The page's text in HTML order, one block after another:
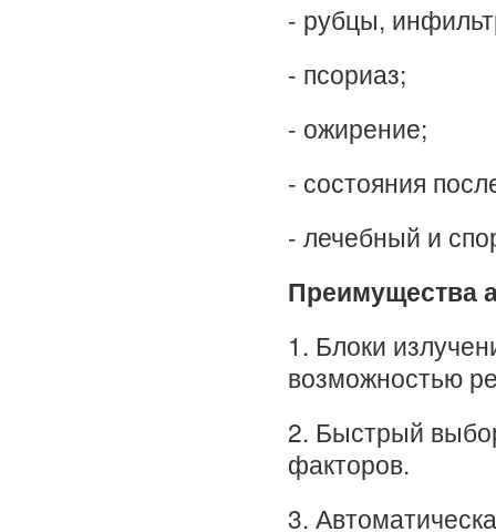
- рубцы,
- псориаз;
- ожирение;
- состояния
- лечебный и
Преимущества
1. Блоки
возможностью
2. Быстрый
факторов.
3.